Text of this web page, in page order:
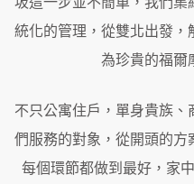
統化的管理，從雙北出發
為珍貴的福爾
不只公寓住戶，單身貴族
們服務的對象，從開頭的
每個環節都做到最好，家